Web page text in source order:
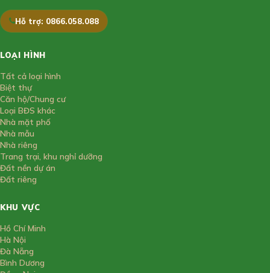
Hỗ trợ: 0866.058.088
LOẠI HÌNH
Tất cả loại hình
Biệt thự
Căn hộ/Chung cư
Loại BĐS khác
Nhà mặt phố
Nhà mẫu
Nhà riêng
Trang trại, khu nghỉ dưỡng
Đất nền dự án
Đất riêng
KHU VỰC
Hồ Chí Minh
Hà Nội
Đà Nẵng
Bình Dương